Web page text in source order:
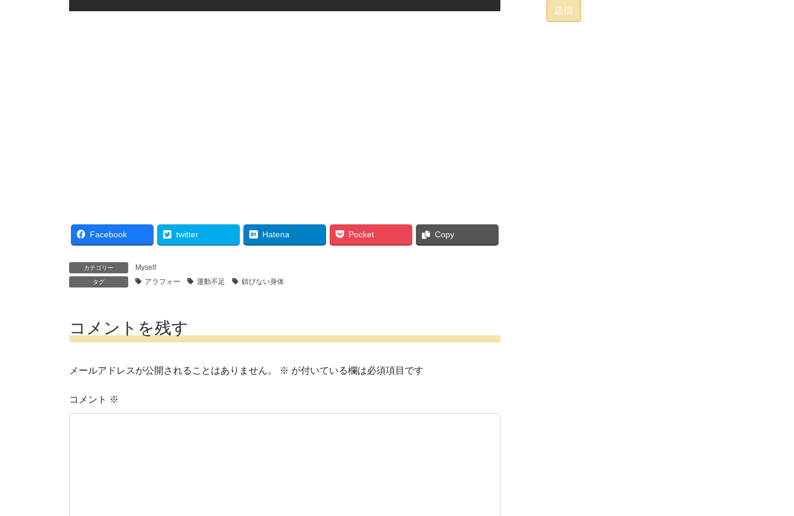
Facebook twitter Hatena Pocket Copy
カテゴリー Myself
タグ アラフォー 運動不足 錆びない身体
コメントを残す
メールアドレスが公開されることはありません。 ※ が付いている欄は必須項目です
コメント ※